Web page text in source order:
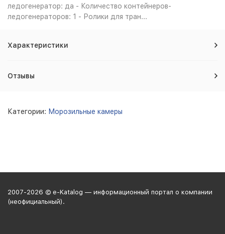
ледогенератор: да - Количество контейнеров-
ледогенераторов: 1 - Ролики для тран...
Характеристики
Отзывы
Категории: Морозильные камеры
2007-2026 © e-Katalog — информационный портал о компании
(неофициальный).